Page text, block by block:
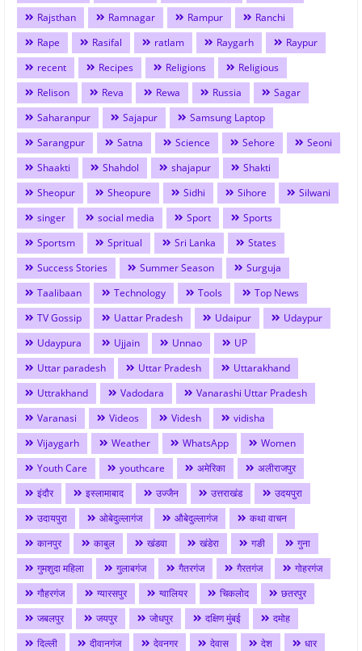
Rajsthan
Ramnagar Rampur
Ranchi
Rape
Rasifal ratlam Raygarh
Raypur
recent
Recipes Religions
Religious
Relison
Reva Rewa Russia
Sagar
Saharanpur
Sajapur
Samsung Laptop
Sarangpur
Satna Science Sehore
Seoni
Shaakti
Shahdol shajapur
Shakti
Sheopur
Sheopure Sidhi Sihore
Silwani
singer
social media Sport
Sports
Sportsm
Spritual Sri Lanka
States
Success Stories
Summer Season
Surguja
Taalibaan
Technology Tools
Top News
TV Gossip
Uattar Pradesh Udaipur
Udaypur
Udaypura
Ujjain Unnao
UP
Uttar paradesh
Uttar Pradesh
Uttarakhand
Uttrakhand
Vadodara
Vanarashi Uttar Pradesh
Varanasi
Videos Videsh
vidisha
Vijaygarh
Weather WhatsApp
Women
Youth Care
youthcare अमेरिका
अलीराजपुर
इंदौर
इस्लामाबाद उज्जैन उत्तराखंड
उदयपुरा
उदायपुरा
ओबेदुल्लागंज औबेदुल्लागंज
कथा वाचन
कानपुर
काबुल खंडवा खंडेरा गङी
गुना
गुमशुदा महिला
गुलाबगंज गैतरगंज गैरतगंज
गोहरगंज
गौहरगंज
ग्यारसपुर ग्वालियर चिकलोद
छतरपुर
जबलपुर
जयपुर जोधपुर दक्षिण मुंबई
दमोह
दिल्ली
दीवानगंज देवनगर देवास देश
धार